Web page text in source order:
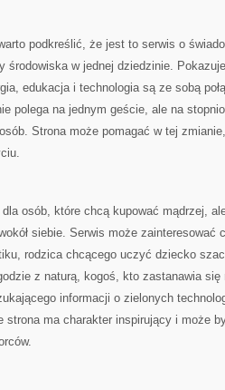
podkreślić, że jest to serwis o
środowiska w jednej dziedzinie.
edukacja i technologia są ze sobą
polega na jednym geście, ale na
Strona może pomagać w tej
dla osób, które chcą kupować mądrzej,
siebie. Serwis może zainteresować
rodzica chcącego uczyć dziecko
z naturą, kogoś, kto zastanawia się
informacji o zielonych
strona ma charakter inspirujący i może